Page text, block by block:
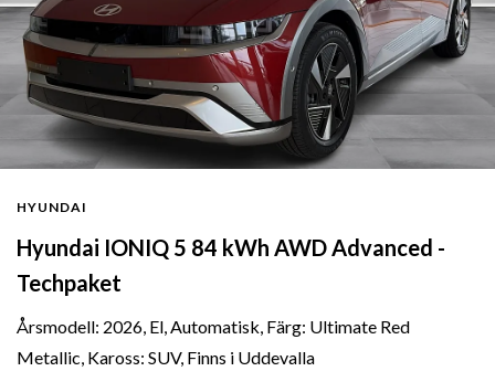
HYUNDAI
Hyundai IONIQ 5 84 kWh AWD Advanced -
Techpaket
Årsmodell: 2026, El, Automatisk, Färg: Ultimate Red
Metallic, Kaross: SUV, Finns i Uddevalla